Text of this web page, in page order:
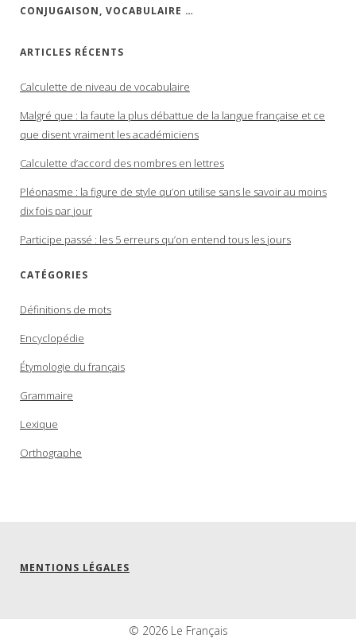
CONJUGAISON, VOCABULAIRE …
ARTICLES RÉCENTS
Calculette de niveau de vocabulaire
Malgré que : la faute la plus débattue de la langue française et ce
que disent vraiment les académiciens
Calculette d’accord des nombres en lettres
Pléonasme : la figure de style qu’on utilise sans le savoir au moins
dix fois par jour
Participe passé : les 5 erreurs qu’on entend tous les jours
CATÉGORIES
Définitions de mots
Encyclopédie
Étymologie du français
Grammaire
Lexique
Orthographe
MENTIONS LÉGALES
© 2026 Le Français